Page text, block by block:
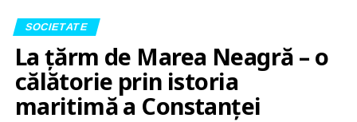
SOCIETATE
La țărm de Marea Neagră – o
călătorie prin istoria
maritimă a Constanței